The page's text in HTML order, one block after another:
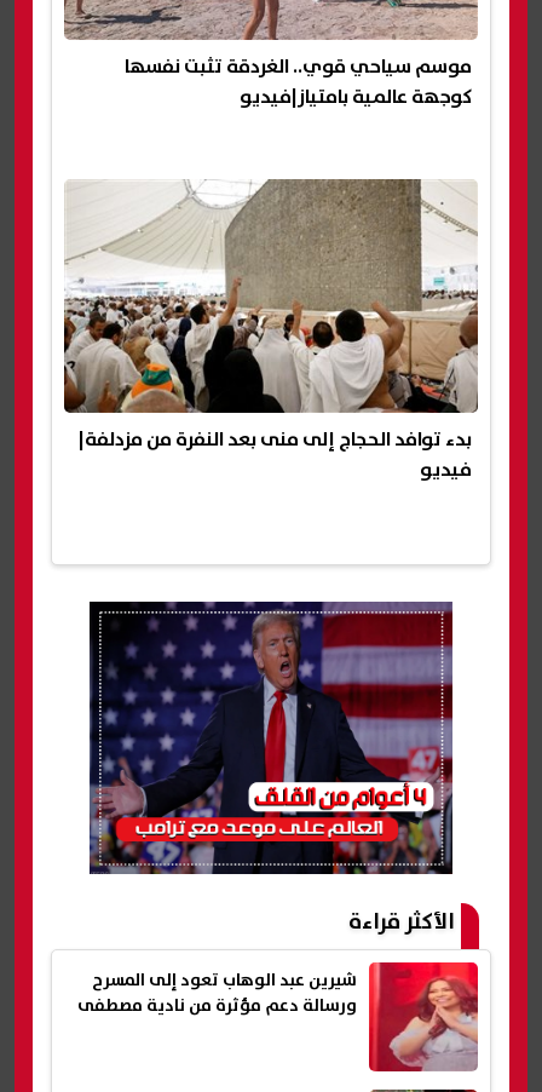
موسم سياحي قوي.. الغردقة تثبت نفسها
كوجهة عالمية بامتياز|فيديو
بدء توافد الحجاج إلى منى بعد النفرة من مزدلفة|
فيديو
الأكثر قراءة
شيرين عبد الوهاب تعود إلى المسرح
ورسالة دعم مؤثرة من نادية مصطفى